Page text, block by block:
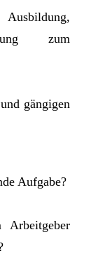
Ausbildung,
zum
gängigen
Aufgabe?